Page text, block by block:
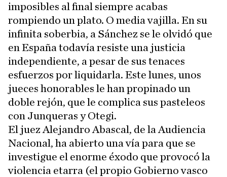
imposibles al final siempre acabas
rompiendo un plato. O media vajilla. En su
infinita soberbia, a Sánchez se le olvidó que
en España todavía resiste una justicia
independiente, a pesar de sus tenaces
esfuerzos por liquidarla. Este lunes, unos
jueces honorables le han propinado un
doble rejón, que le complica sus pasteleos
con Junqueras y Otegi.
El juez Alejandro Abascal, de la Audiencia
Nacional, ha abierto una vía para que se
investigue el enorme éxodo que provocó la
violencia etarra (el propio Gobierno vasco